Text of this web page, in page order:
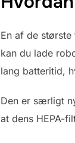
En af de
kan du lade
lang batteritid,
Den er særligt
at dens HEPA-